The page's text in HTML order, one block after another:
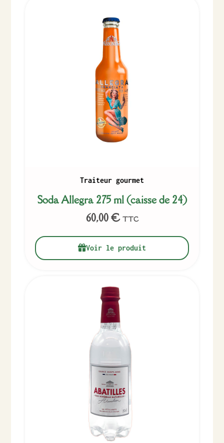
Traiteur gourmet
Soda Allegra 275 ml (caisse de 24)
60,00€ TTC
Voir le produit